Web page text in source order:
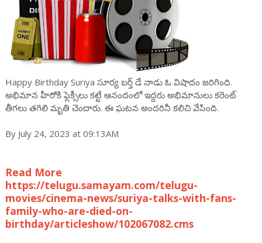
Happy Birthday Suriya సూర్య బర్త్ డే నాడు ఓ విషాదం జరిగింది.
అభిమాన హీరోకి ఫ్లెక్సీలు కట్టే ఆనందంలో ఇద్దరు అభిమానులు కరెంట్
తీగలు తగిలి మృతి చెందారు. ఈ ఘటన అందరినీ కలిచి వేసింది.
By July 24, 2023 at 09:13AM
Read More
https://telugu.samayam.com/telugu-
movies/cinema-news/suriya-talks-with-fans-
family-who-are-died-on-
birthday/articleshow/102067082.cms